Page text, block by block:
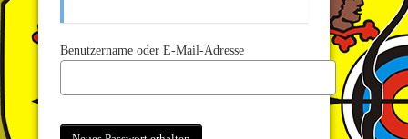
Benutzername oder E-Mail-Adresse